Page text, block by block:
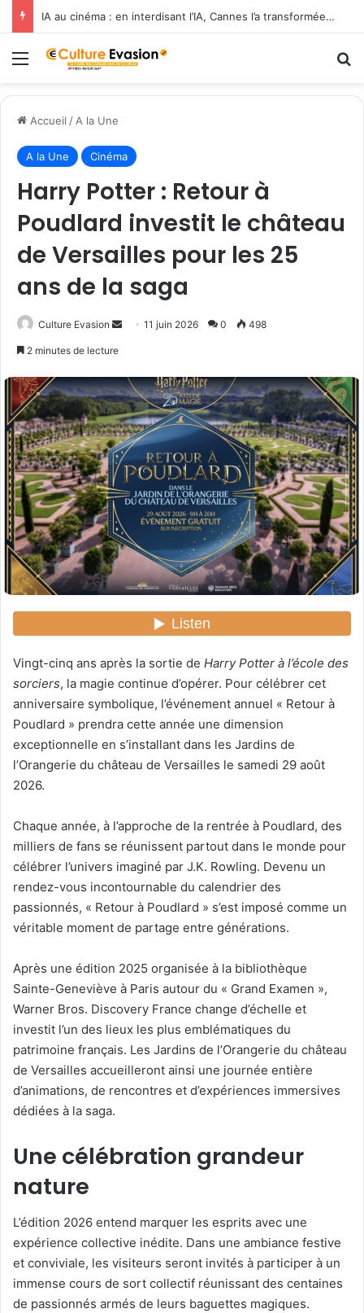
IA au cinéma : en interdisant l’IA, Cannes l’a transformée en label de luxe
Menu
Accueil / A la Une
A la Une Cinéma
Harry Potter : Retour à
Poudlard investit le château
de Versailles pour les 25
ans de la saga
Culture Evasion
o
y
e
r
u
n
c
u
r
i
l
11 juin 2026 0 498
2 minutes de lecture
Vingt-cinq ans après la sortie de Harry Potter à l’école des
sorciers, la magie continue d’opérer. Pour célébrer cet
anniversaire symbolique, l’événement annuel « Retour à
Poudlard » prendra cette année une dimension
exceptionnelle en s’installant dans les Jardins de
l’Orangerie du château de Versailles le samedi 29 août
2026.
Chaque année, à l’approche de la rentrée à Poudlard, des
milliers de fans se réunissent partout dans le monde pour
célébrer l’univers imaginé par J.K. Rowling. Devenu un
rendez-vous incontournable du calendrier des
passionnés, « Retour à Poudlard » s’est imposé comme un
véritable moment de partage entre générations.
Après une édition 2025 organisée à la bibliothèque
Sainte-Geneviève à Paris autour du « Grand Examen »,
Warner Bros. Discovery France change d’échelle et
investit l’un des lieux les plus emblématiques du
patrimoine français. Les Jardins de l’Orangerie du château
de Versailles accueilleront ainsi une journée entière
d’animations, de rencontres et d’expériences immersives
dédiées à la saga.
Une célébration grandeur
nature
L’édition 2026 entend marquer les esprits avec une
expérience collective inédite. Dans une ambiance festive
et conviviale, les visiteurs seront invités à participer à un
immense cours de sort collectif réunissant des centaines
de passionnés armés de leurs baguettes magiques.